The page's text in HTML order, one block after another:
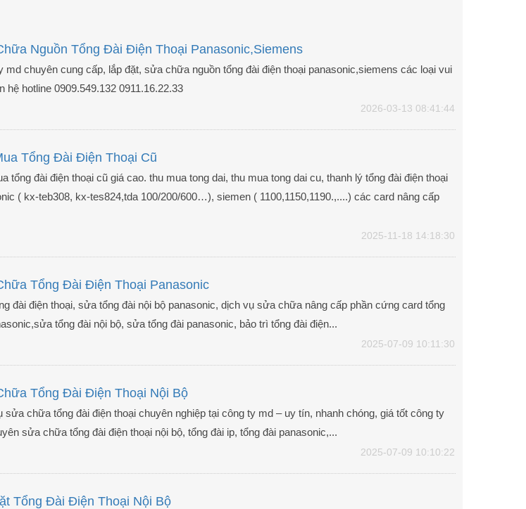
Nguồn Tổng Đài Điện Thoại Panasonic,Siemens
md chuyên cung cấp, lắp đặt, sửa chữa nguồn tổng đài điện thoại panasonic,siemens các loại vui
hệ hotline 0909.549.132 0911.16.22.33
2026-03-13 08:41:44
Tổng Đài Điện Thoại Cũ
tổng đài điện thoại cũ giá cao. thu mua tong dai, thu mua tong dai cu, thanh lý tổng đài điện thoại
( kx-teb308, kx-tes824,tda 100/200/600…), siemen ( 1100,1150,1190.,....) các card nâng cấp
2025-11-18 14:18:30
Tổng Đài Điện Thoại Panasonic
đài điện thoại, sửa tổng đài nội bộ panasonic, dịch vụ sửa chữa nâng cấp phần cứng card tổng
tổng đài nội bộ, sửa tổng đài panasonic, bảo trì tổng đài điện...
2025-07-09 10:11:30
Tổng Đài Điện Thoại Nội Bộ
sửa chữa tổng đài điện thoại chuyên nghiệp tại công ty md – uy tín, nhanh chóng, giá tốt công ty
sửa chữa tổng đài điện thoại nội bộ, tổng đài ip, tổng đài panasonic,...
2025-07-09 10:10:22
Tổng Đài Điện Thoại Nội Bộ